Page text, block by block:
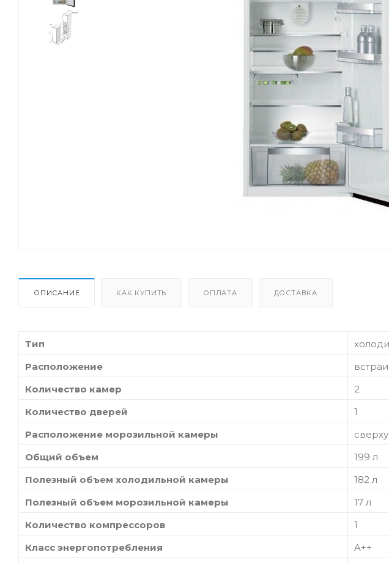
ОПИСАНИЕ КАК КУПИТЬ ОПЛАТА ДОСТАВКА
Тип
Расположение
Количество камер
2
Количество дверей
1
Расположение морозильной камеры
сверху
Общий объем
199 л
Полезный объем холодильной камеры
182 л
Полезный объем морозильной камеры
17 л
Количество компрессоров
1
Класс энергопотребления
A++